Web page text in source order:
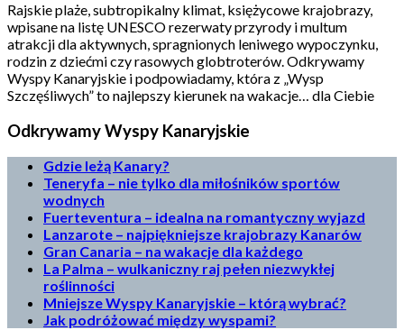
Rajskie plaże, subtropikalny klimat, księżycowe krajobrazy,
wpisane na listę UNESCO rezerwaty przyrody i multum
atrakcji dla aktywnych, spragnionych leniwego wypoczynku,
rodzin z dziećmi czy rasowych globtroterów. Odkrywamy
Wyspy Kanaryjskie i podpowiadamy, która z „Wysp
Szczęśliwych” to najlepszy kierunek na wakacje… dla Ciebie
Odkrywamy Wyspy Kanaryjskie
Gdzie leżą Kanary?
Teneryfa – nie tylko dla miłośników sportów
wodnych
Fuerteventura – idealna na romantyczny wyjazd
Lanzarote – najpiękniejsze krajobrazy Kanarów
Gran Canaria – na wakacje dla każdego
La Palma – wulkaniczny raj pełen niezwykłej
roślinności
Mniejsze Wyspy Kanaryjskie – którą wybrać?
Jak podróżować między wyspami?